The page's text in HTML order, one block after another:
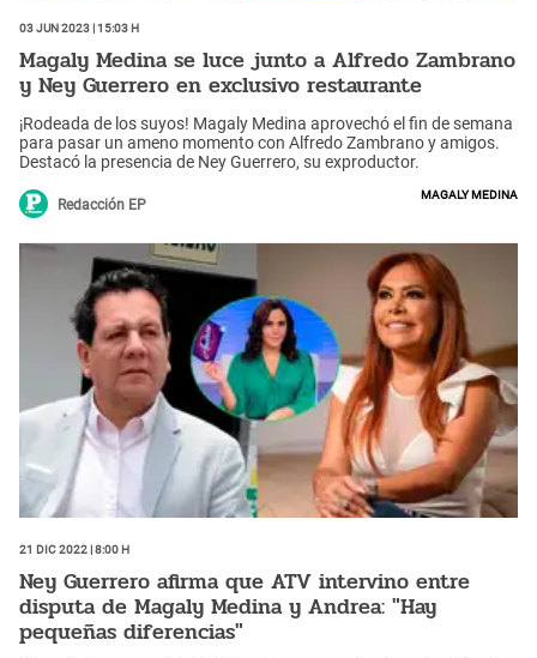
03 Jun 2023 | 15:03 h
Magaly Medina se luce junto a Alfredo Zambrano
y Ney Guerrero en exclusivo restaurante
¡Rodeada de los suyos! Magaly Medina aprovechó el fin de semana
para pasar un ameno momento con Alfredo Zambrano y amigos.
Destacó la presencia de Ney Guerrero, su exproductor.
Redacción EP
Magaly Medina
21 Dic 2022 | 8:00 h
Ney Guerrero afirma que ATV intervino entre
disputa de Magaly Medina y Andrea: "Hay
pequeñas diferencias"